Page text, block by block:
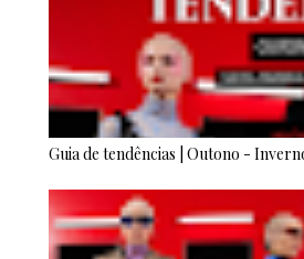
Guia de tendências | Outono -